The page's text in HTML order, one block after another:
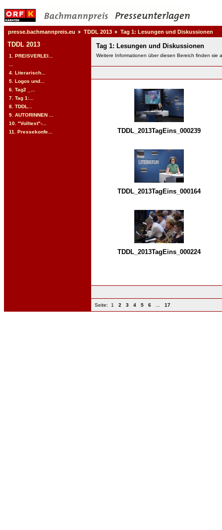
presse.bachmannpreis.eu TDDL 2013 Tag 1: Lesungen und Diskussionen
TDDL 2013
1. PREISVERLEI...
4. Literarisch...
5. Logos und...
6. Tag2 _...
7. Tag 1:...
8. TDDL...
9. AUTORINNEN ...
10. "Volltext"-...
11. Pressekonfe...
Tag 1: Lesungen und Diskussionen
Weitere Informationen über diesen Bereich finden sie
TDDL_2013TagEins_000239
TDDL_2013TagEins_000164
TDDL_2013TagEins_000224
Seite: 1 2 3 4 5 6 17